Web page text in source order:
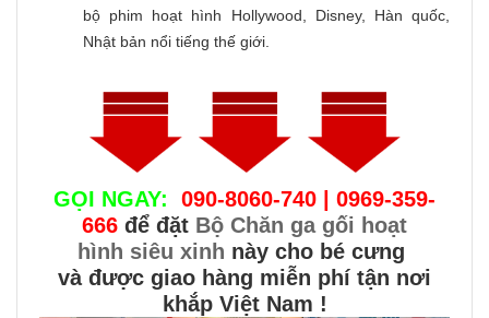
bộ phim hoạt hình Hollywood, Disney, Hàn quốc,
Nhật bản nổi tiếng thế giới.
GỌI NGAY:
090-8060-740 | 0969-359-
666 để đặt Bộ Chăn ga gối hoạt
hình siêu xinh này cho bé cưng
và được giao hàng miễn phí tận nơi
khắp Việt Nam !